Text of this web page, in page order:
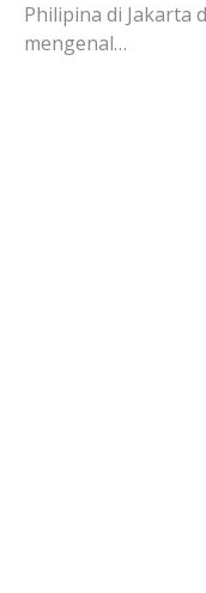
Philipina di Jakarta
mengenal…